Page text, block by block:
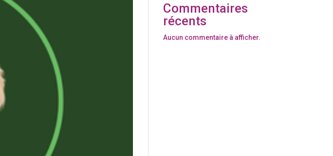
Commentaires
récents
Aucun commentaire à afficher.